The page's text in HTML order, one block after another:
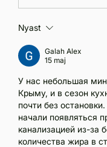
Nyast
Galah Alex
15 maj
У нас небольшая
Крыму, и в сезон
почти без
начали появляться
канализацией из-за
количества жира в